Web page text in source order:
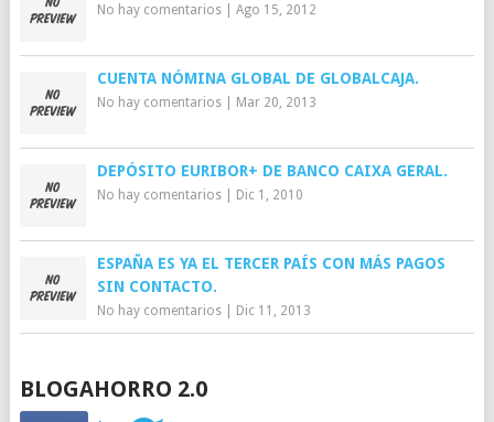
No hay comentarios| Ago 15, 2012
CUENTA NÓMINA GLOBAL DE GLOBALCAJA.
No hay comentarios| Mar 20, 2013
DEPÓSITO EURIBOR+ DE BANCO CAIXA GERAL.
No hay comentarios| Dic 1, 2010
ESPAÑA ES YA EL TERCER PAÍS CON MÁS PAGOS
SIN CONTACTO.
No hay comentarios| Dic 11, 2013
BLOGAHORRO 2.0